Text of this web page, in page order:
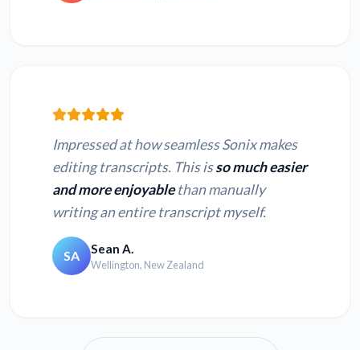
Impressed at how seamless Sonix makes
editing transcripts. This isso much easier
and more enjoyablethan manually
writing an entire transcript myself.
SA Sean A.
Wellington, New Zealand